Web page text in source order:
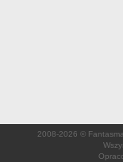
2008-2026 ©